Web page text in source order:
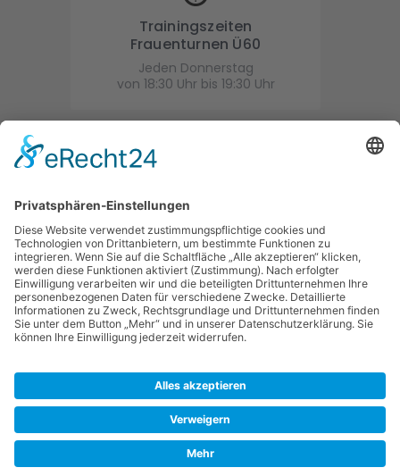
Trainingszeiten
Frauenturnen Ü60
Jeden Donnerstag
von 18:30 Uhr bis 19:30 Uhr
Dornweg 3 in 21368 Dahlenburg
(Parkplätze vorhanden)
Fr. Susanne Schulz-Mager
Mobil: 0172-9851958